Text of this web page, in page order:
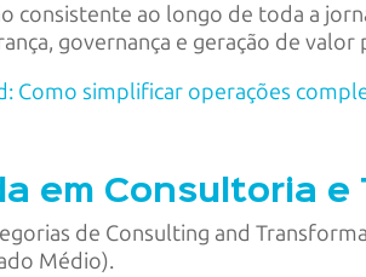
consistente ao longo de toda a
governança e geração de valor
Como simplificar operações
em Consultoria e
de Consulting and
Médio).